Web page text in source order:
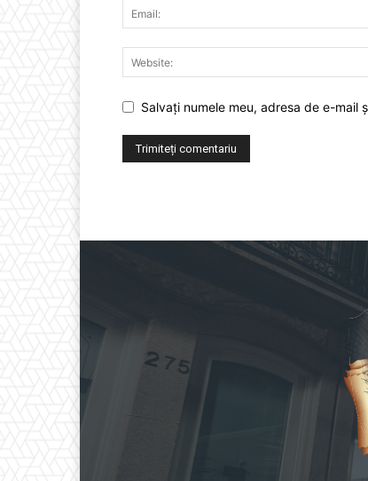
Salvați numele meu, adresa de e-